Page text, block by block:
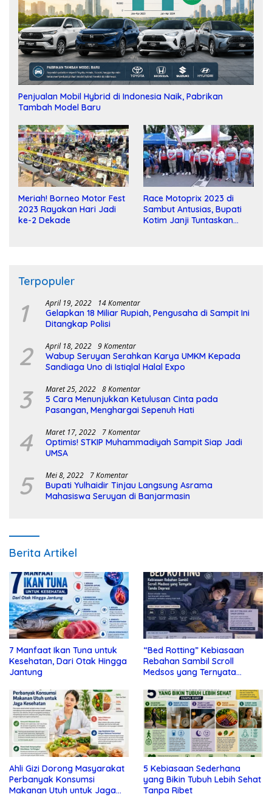
Penjualan Mobil Hybrid di Indonesia Naik, Pabrikan
Tambah Model Baru
Meriah! Borneo Motor Fest
2023 Rayakan Hari Jadi
ke-2 Dekade
Race Motoprix 2023 di
Sambut Antusias, Bupati
Kotim Janji Tuntaskan
Terpopuler
1 April 19, 2022 14 Komentar
Gelapkan 18 Miliar Rupiah, Pengusaha di Sampit Ini
Ditangkap Polisi
2 April 18, 2022 9 Komentar
Wabup Seruyan Serahkan Karya UMKM Kepada
Sandiaga Uno di Istiqlal Halal Expo
3 Maret 25, 2022 8 Komentar
5 Cara Menunjukkan Ketulusan Cinta pada
Pasangan, Menghargai Sepenuh Hati
4 Maret 17, 2022 7 Komentar
Optimis! STKIP Muhammadiyah Sampit Siap Jadi
UMSA
5 Mei 8, 2022 7 Komentar
Bupati Yulhaidir Tinjau Langsung Asrama
Mahasiswa Seruyan di Banjarmasin
Berita Artikel
7 Manfaat Ikan Tuna untuk
Kesehatan, Dari Otak Hingga
Jantung
“Bed Rotting” Kebiasaan
Rebahan Sambil Scroll
Medsos yang Ternyata
Ahli Gizi Dorong Masyarakat
Perbanyak Konsumsi
Makanan Utuh untuk Jaga
5 Kebiasaan Sederhana
yang Bikin Tubuh Lebih Sehat
Tanpa Ribet